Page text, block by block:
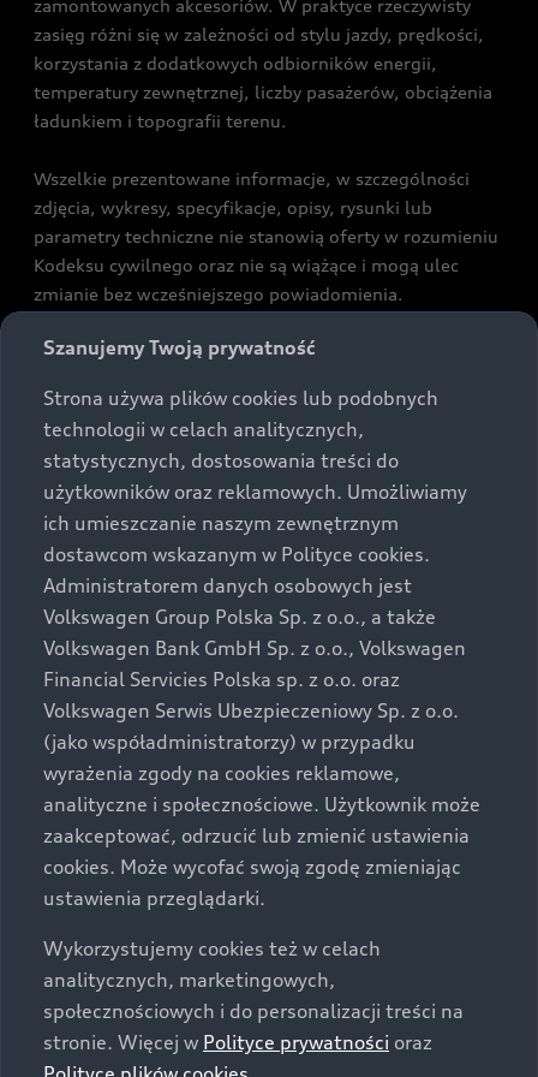
zamontowanych akcesoriów. W praktyce rzeczywisty
zasięg różni się w zależności od stylu jazdy, prędkości,
korzystania z dodatkowych odbiorników energii,
temperatury zewnętrznej, liczby pasażerów, obciążenia
ładunkiem i topografii terenu.
Wszelkie prezentowane informacje, w szczególności
zdjęcia, wykresy, specyfikacje, opisy, rysunki lub
parametry techniczne nie stanowią oferty w rozumieniu
Kodeksu cywilnego oraz nie są wiążące i mogą ulec
zmianie bez wcześniejszego powiadomienia.
rozumieniu art. 5561§2 Kodeksu cywilnego oraz art.
Podane kwoty są rekomendowane i obejmują podatek
VAT (23%), chyba że inaczej zaznaczono.
Audi zastrzega sobie możliwość wprowadzenia zmian w
prezentowanych wersjach. Przedstawione detale
wyposażenia mogą różnić się od specyfikacji
przewidzianej na rynek polski. Zamieszczone zdjęcia
mogą przedstawiać wyposażenie opcjonalne, dostępne
za dopłatą. Wiążące ustalenie ceny, wyposażenia i
specyfikacji pojazdu następują w umowie sprzedaży, a
określenie parametrów technicznych zawiera
świadectwo homologacji typu pojazdu. Zastrzegamy
sobie prawo do zmian i pomyłek. Wszelkie informacje
prezentowane na stronie są aktualne na dzień ich
zamieszczania. W celu uzyskania najnowszych
informacji prosimy kontaktować się z Partnerem Marki
Audi.
Wszystkie produkowane obecnie samochody marki Audi
są wykonywane z materiałów spełniających pod
względem możliwości odzysku i recyklingu wymagania
określone w normie ISO 22628 i są zgodne z
europejskimi świadectwami homologacji wydanymi wg
Szanujemy Twoją prywatność
Strona używa plików cookies lub podobnych
technologii w celach analitycznych,
statystycznych, dostosowania treści do
użytkowników oraz reklamowych. Umożliwiamy
ich umieszczanie naszym zewnętrznym
dostawcom wskazanym w Polityce cookies.
Administratorem danych osobowych jest
Volkswagen Group Polska Sp. z o.o., a także
Volkswagen Bank GmbH Sp. z o.o., Volkswagen
Financial Servicies Polska sp. z o.o. oraz
Volkswagen Serwis Ubezpieczeniowy Sp. z o.o.
(jako współadministratorzy) w przypadku
wyrażenia zgody na cookies reklamowe,
analityczne i społecznościowe. Użytkownik może
zaakceptować, odrzucić lub zmienić ustawienia
cookies. Może wycofać swoją zgodę zmieniając
ustawienia przeglądarki.
Wykorzystujemy cookies też w celach
analitycznych, marketingowych,
społecznościowych i do personalizacji treści na
stronie. Więcej w Polityce prywatności oraz